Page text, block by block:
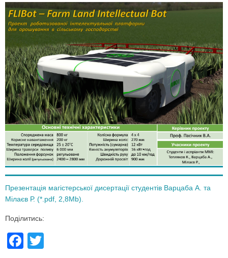
Презентація магістерської дисертації студентів Варцаба А. та
Мілаєв Р. (*.pdf, 2,8Mb).
Поділитись:
F